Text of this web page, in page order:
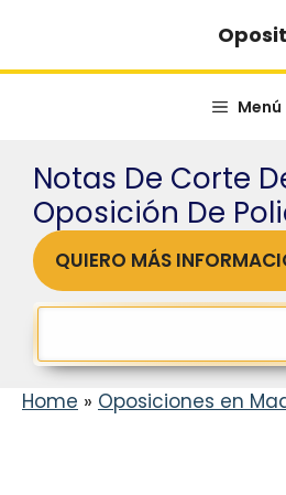
contenido
Menú
Notas De Corte
Oposición De
QUIERO MÁS
Home » Oposiciones en